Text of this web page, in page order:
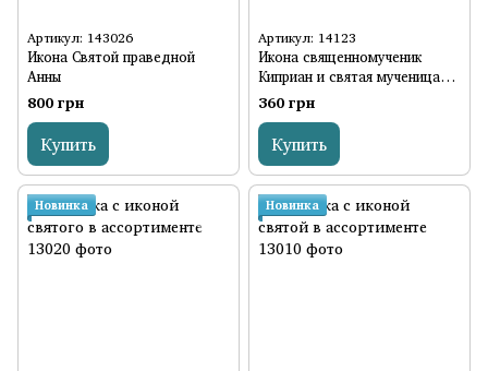
Артикул: 143026
Икона Святой праведной
Анны
800 грн
Купить
Артикул: 14123
Икона священномученик
Киприан и святая мученица
Иустина
360 грн
Купить
Новинка Новинка